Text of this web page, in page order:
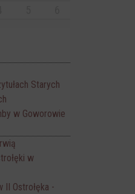
Starych
w Goworowie
w
Ostrołęka -